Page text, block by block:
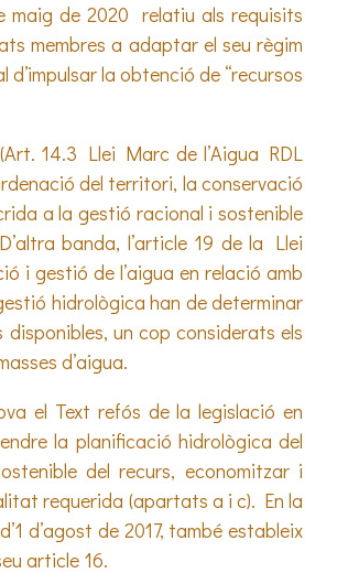
maig de 2020 relatiu als requisits
membres a adaptar el seu règim
la obtenció de “recursos
14.3 Llei Marc de l’Aigua RDL
del territori, la conservació
a la gestió racional i sostenible
banda, l’article 19 de la Llei
i gestió de l’aigua en relació amb
hidrològica han de determinar
disponibles, un cop considerats els
d’aigua.
el Text refós de la legislació en
la planificació hidrològica del
del recurs, economitzar i
requerida (apartats a i c). En la
d’agost de 2017, també estableix
article 16.